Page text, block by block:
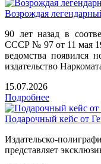
Возрождая
90 лет назад в
СССР № 97 от 11 мая
ведомства появился
издательство
15.07.2026
Подробнее
Подарочный кейс от
Издательско-
представляет